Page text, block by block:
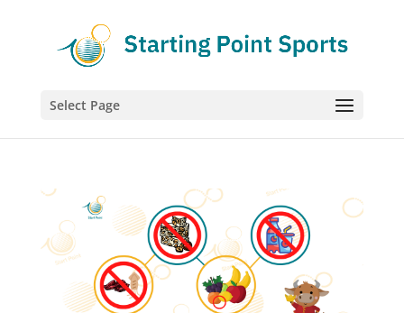
Select Page